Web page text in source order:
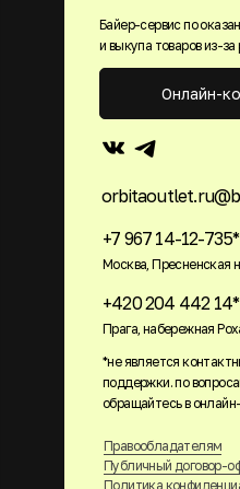
Байер-сервис по
и выкупа товаров из-
+7 967 14-12-735*
Москва, Пресненская
+420 204 442 14*
Прага, набережная
Правообладателям
Публичный договор-
Политика
Онлайн-
*не является
поддержки. по
обращайтесь в